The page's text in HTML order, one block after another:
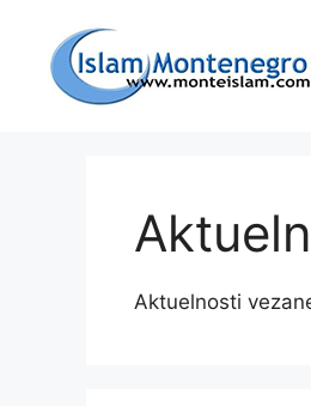
sadržaj
Aktuelnosti